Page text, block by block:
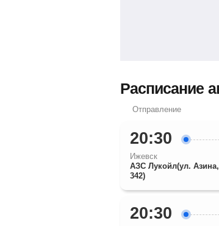
Расписание
Отправление
20:30
Ижевск
АЗС Лукойл(ул. Азина,
342)
20:30